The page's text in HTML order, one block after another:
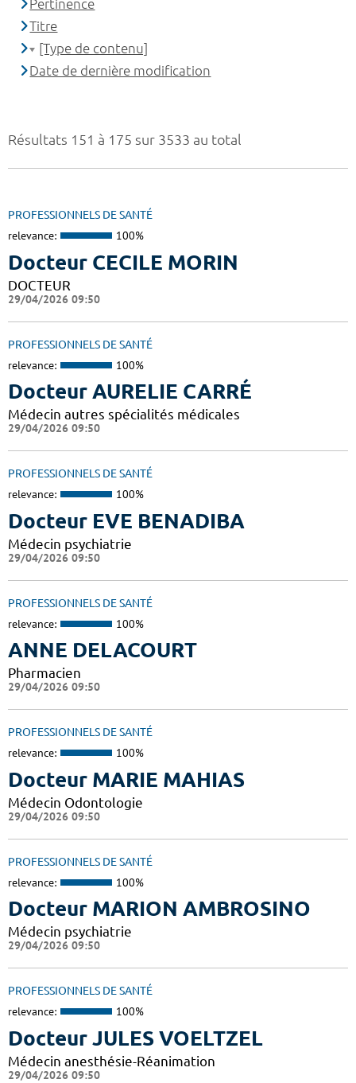
Résultats 151 à 175 sur 3533 au total
PROFESSIONNELS DE SANTÉ
relevance: 100%
Docteur CECILE MORIN
DOCTEUR
29/04/2026 09:50
PROFESSIONNELS DE SANTÉ
relevance: 100%
Docteur AURELIE CARRÉ
Médecin autres spécialités médicales
29/04/2026 09:50
PROFESSIONNELS DE SANTÉ
relevance: 100%
Docteur EVE BENADIBA
Médecin psychiatrie
29/04/2026 09:50
PROFESSIONNELS DE SANTÉ
relevance: 100%
ANNE DELACOURT
Pharmacien
29/04/2026 09:50
PROFESSIONNELS DE SANTÉ
relevance: 100%
Docteur MARIE MAHIAS
Médecin Odontologie
29/04/2026 09:50
PROFESSIONNELS DE SANTÉ
relevance: 100%
Docteur MARION AMBROSINO
Médecin psychiatrie
29/04/2026 09:50
PROFESSIONNELS DE SANTÉ
relevance: 100%
Docteur JULES VOELTZEL
Médecin anesthésie-Réanimation
29/04/2026 09:50
Pertinence
Titre
[Type de contenu]
Date de dernière modification